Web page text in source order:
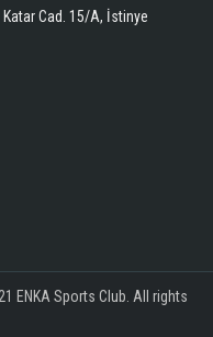
Cad. 15/A, İstinye
ENKA Sports Club. All rights